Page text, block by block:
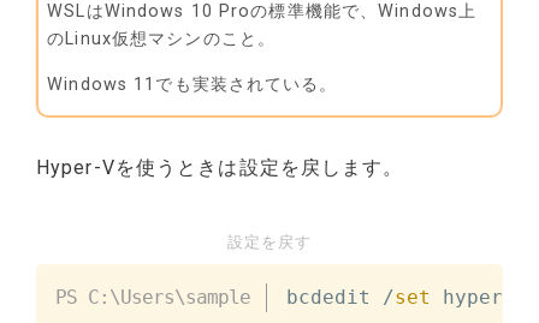
WSLはWindows 10 Proの標準機能で、Windows上
のLinux仮想マシンのこと。
Windows 11でも実装されている。
Hyper-Vを使うときは設定を戻します。
設定を戻す
bcdedit /set